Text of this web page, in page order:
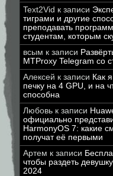
Text2Vid к записи
тиграми и другие
преподавать
студентам, которым
всым к записи
MTProxy Telegram со
Алексей к записи Как
печку на 4 GPU, и на
способна
Любовь к записи
официально
HarmonyOS 7: какие
получат её первыми
Артем к записи
чтобы раздеть
2024